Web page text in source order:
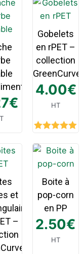
€
Gobelets
en rPET –
collection
GreenCurve
4.00€
HT
out of 5
et
–
Boite à
pop-corn
en PP
2.50€
HT